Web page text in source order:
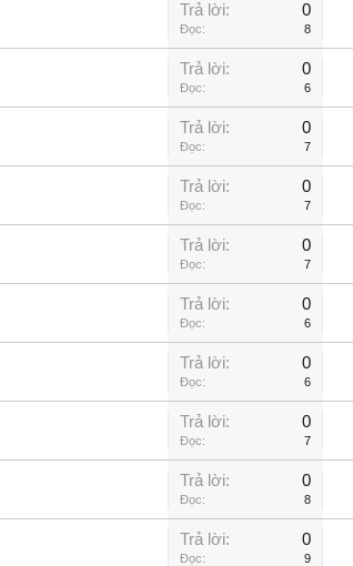
Trả lời: 0
Đọc: 8
Trả lời: 0
Đọc: 6
Trả lời: 0
Đọc: 7
Trả lời: 0
Đọc: 7
Trả lời: 0
Đọc: 7
Trả lời: 0
Đọc: 6
Trả lời: 0
Đọc: 6
Trả lời: 0
Đọc: 7
Trả lời: 0
Đọc: 8
Trả lời: 0
Đọc: 9